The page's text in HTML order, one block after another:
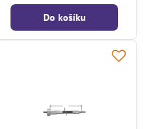
Do košíku